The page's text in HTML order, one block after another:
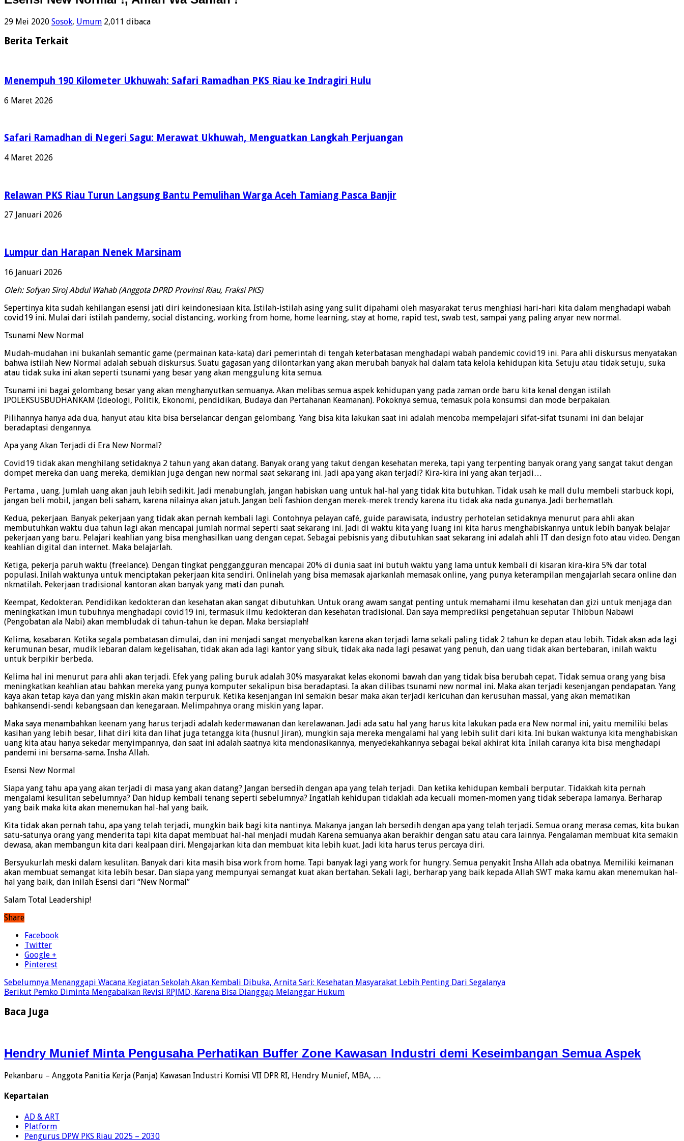
29 Mei 2020 Sosok, Umum 2,011 dibaca
Berita Terkait
Menempuh 190 Kilometer Ukhuwah: Safari Ramadhan PKS Riau ke Indragiri Hulu
6 Maret 2026
Safari Ramadhan di Negeri Sagu: Merawat Ukhuwah, Menguatkan Langkah Perjuangan
4 Maret 2026
Relawan PKS Riau Turun Langsung Bantu Pemulihan Warga Aceh Tamiang Pasca Banjir
27 Januari 2026
Lumpur dan Harapan Nenek Marsinam
16 Januari 2026
Oleh: Sofyan Siroj Abdul Wahab (Anggota DPRD Provinsi Riau, Fraksi PKS)
Sepertinya kita sudah kehilangan esensi jati diri keindonesiaan kita. Istilah-istilah asing yang sulit dipahami oleh masyarakat terus menghiasi hari-hari kita dalam menghadapi wabah
covid19 ini. Mulai dari istilah pandemy, social distancing, working from home, home learning, stay at home, rapid test, swab test, sampai yang paling anyar new normal.
Tsunami New Normal
Mudah-mudahan ini bukanlah semantic game (permainan kata-kata) dari pemerintah di tengah keterbatasan menghadapi wabah pandemic covid19 ini. Para ahli diskursus menyatakan
bahwa istilah New Normal adalah sebuah diskursus. Suatu gagasan yang dilontarkan yang akan merubah banyak hal dalam tata kelola kehidupan kita. Setuju atau tidak setuju, suka
atau tidak suka ini akan seperti tsunami yang besar yang akan menggulung kita semua.
Tsunami ini bagai gelombang besar yang akan menghanyutkan semuanya. Akan melibas semua aspek kehidupan yang pada zaman orde baru kita kenal dengan istilah
IPOLEKSUSBUDHANKAM (Ideologi, Politik, Ekonomi, pendidikan, Budaya dan Pertahanan Keamanan). Pokoknya semua, temasuk pola konsumsi dan mode berpakaian.
Pilihannya hanya ada dua, hanyut atau kita bisa berselancar dengan gelombang. Yang bisa kita lakukan saat ini adalah mencoba mempelajari sifat-sifat tsunami ini dan belajar
beradaptasi dengannya.
Apa yang Akan Terjadi di Era New Normal?
Covid19 tidak akan menghilang setidaknya 2 tahun yang akan datang. Banyak orang yang takut dengan kesehatan mereka, tapi yang terpenting banyak orang yang sangat takut dengan
dompet mereka dan uang mereka, demikian juga dengan new normal saat sekarang ini. Jadi apa yang akan terjadi? Kira-kira ini yang akan terjadi…
Pertama , uang. Jumlah uang akan jauh lebih sedikit. Jadi menabunglah, jangan habiskan uang untuk hal-hal yang tidak kita butuhkan. Tidak usah ke mall dulu membeli starbuck kopi,
jangan beli mobil, jangan beli saham, karena nilainya akan jatuh. Jangan beli fashion dengan merek-merek trendy karena itu tidak aka nada gunanya. Jadi berhematlah.
Kedua, pekerjaan. Banyak pekerjaan yang tidak akan pernah kembali lagi. Contohnya pelayan café, guide parawisata, industry perhotelan setidaknya menurut para ahli akan
membutuhkan waktu dua tahun lagi akan mencapai jumlah normal seperti saat sekarang ini. Jadi di waktu kita yang luang ini kita harus menghabiskannya untuk lebih banyak belajar
pekerjaan yang baru. Pelajari keahlian yang bisa menghasilkan uang dengan cepat. Sebagai pebisnis yang dibutuhkan saat sekarang ini adalah ahli IT dan design foto atau video. Dengan
keahlian digital dan internet. Maka belajarlah.
Ketiga, pekerja paruh waktu (freelance). Dengan tingkat penggangguran mencapai 20% di dunia saat ini butuh waktu yang lama untuk kembali di kisaran kira-kira 5% dar total
populasi. Inilah waktunya untuk menciptakan pekerjaan kita sendiri. Onlinelah yang bisa memasak ajarkanlah memasak online, yang punya keterampilan mengajarlah secara online dan
nkmatilah. Pekerjaan tradisional kantoran akan banyak yang mati dan punah.
Keempat, Kedokteran. Pendidikan kedokteran dan kesehatan akan sangat dibutuhkan. Untuk orang awam sangat penting untuk memahami ilmu kesehatan dan gizi untuk menjaga dan
meningkatkan imun tubuhnya menghadapi covid19 ini, termasuk ilmu kedokteran dan kesehatan tradisional. Dan saya memprediksi pengetahuan seputar Thibbun Nabawi
(Pengobatan ala Nabi) akan membludak di tahun-tahun ke depan. Maka bersiaplah!
Kelima, kesabaran. Ketika segala pembatasan dimulai, dan ini menjadi sangat menyebalkan karena akan terjadi lama sekali paling tidak 2 tahun ke depan atau lebih. Tidak akan ada lagi
kerumunan besar, mudik lebaran dalam kegelisahan, tidak akan ada lagi kantor yang sibuk, tidak aka nada lagi pesawat yang penuh, dan uang tidak akan bertebaran, inilah waktu
untuk berpikir berbeda.
Kelima hal ini menurut para ahli akan terjadi. Efek yang paling buruk adalah 30% masyarakat kelas ekonomi bawah dan yang tidak bisa berubah cepat. Tidak semua orang yang bisa
meningkatkan keahlian atau bahkan mereka yang punya komputer sekalipun bisa beradaptasi. Ia akan dilibas tsunami new normal ini. Maka akan terjadi kesenjangan pendapatan. Yang
kaya akan tetap kaya dan yang miskin akan makin terpuruk. Ketika kesenjangan ini semakin besar maka akan terjadi kericuhan dan kerusuhan massal, yang akan mematikan
bahkansendi-sendi kebangsaan dan kenegaraan. Melimpahnya orang miskin yang lapar.
Maka saya menambahkan keenam yang harus terjadi adalah kedermawanan dan kerelawanan. Jadi ada satu hal yang harus kita lakukan pada era New normal ini, yaitu memiliki belas
kasihan yang lebih besar, lihat diri kita dan lihat juga tetangga kita (husnul Jiran), mungkin saja mereka mengalami hal yang lebih sulit dari kita. Ini bukan waktunya kita menghabiskan
uang kita atau hanya sekedar menyimpannya, dan saat ini adalah saatnya kita mendonasikannya, menyedekahkannya sebagai bekal akhirat kita. Inilah caranya kita bisa menghadapi
pandemi ini bersama-sama. Insha Allah.
Esensi New Normal
Siapa yang tahu apa yang akan terjadi di masa yang akan datang? Jangan bersedih dengan apa yang telah terjadi. Dan ketika kehidupan kembali berputar. Tidakkah kita pernah
mengalami kesulitan sebelumnya? Dan hidup kembali tenang seperti sebelumnya? Ingatlah kehidupan tidaklah ada kecuali momen-momen yang tidak seberapa lamanya. Berharap
yang baik maka kita akan menemukan hal-hal yang baik.
Kita tidak akan pernah tahu, apa yang telah terjadi, mungkin baik bagi kita nantinya. Makanya jangan lah bersedih dengan apa yang telah terjadi. Semua orang merasa cemas, kita bukan
satu-satunya orang yang menderita tapi kita dapat membuat hal-hal menjadi mudah Karena semuanya akan berakhir dengan satu atau cara lainnya. Pengalaman membuat kita semakin
dewasa, akan membangun kita dari kealpaan diri. Mengajarkan kita dan membuat kita lebih kuat. Jadi kita harus terus percaya diri.
Bersyukurlah meski dalam kesulitan. Banyak dari kita masih bisa work from home. Tapi banyak lagi yang work for hungry. Semua penyakit Insha Allah ada obatnya. Memiliki keimanan
akan membuat semangat kita lebih besar. Dan siapa yang mempunyai semangat kuat akan bertahan. Sekali lagi, berharap yang baik kepada Allah SWT maka kamu akan menemukan hal-
hal yang baik, dan inilah Esensi dari “New Normal”
Salam Total Leadership!
Share
Facebook
Twitter
Google +
Pinterest
Sebelumnya Menanggapi Wacana Kegiatan Sekolah Akan Kembali Dibuka, Arnita Sari: Kesehatan Masyarakat Lebih Penting Dari Segalanya
Berikut Pemko Diminta Mengabaikan Revisi RPJMD, Karena Bisa Dianggap Melanggar Hukum
Baca Juga
Hendry Munief Minta Pengusaha Perhatikan Buffer Zone Kawasan Industri demi Keseimbangan Semua Aspek
Pekanbaru – Anggota Panitia Kerja (Panja) Kawasan Industri Komisi VII DPR RI, Hendry Munief, MBA, …
Kepartaian
AD & ART
Platform
Pengurus DPW PKS Riau 2025 – 2030